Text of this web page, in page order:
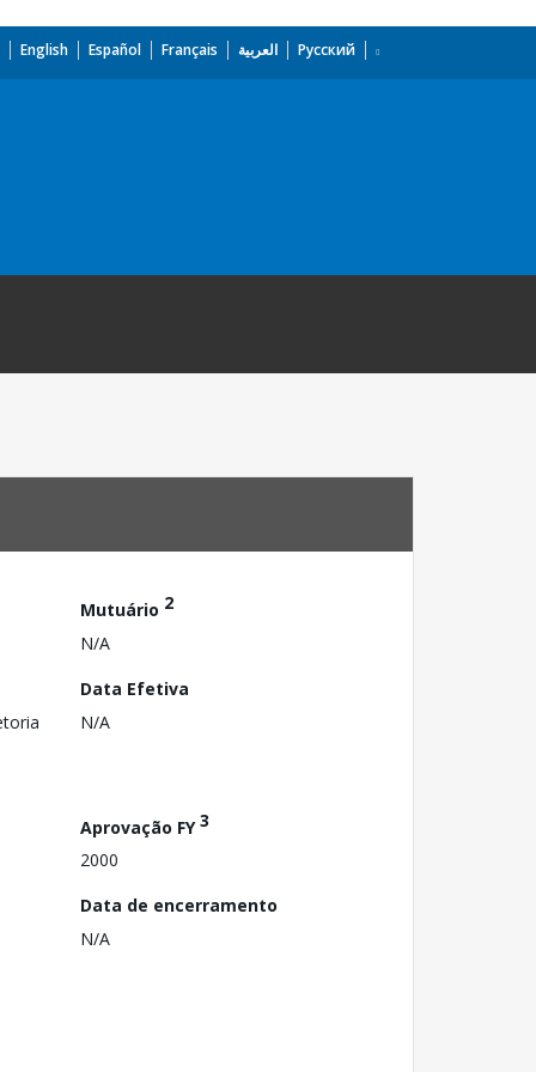
English Español Français العربية Русский
Mutuário 2
N/A
Data Efetiva
N/A
Aprovação FY3
2000
Data de encerramento
N/A